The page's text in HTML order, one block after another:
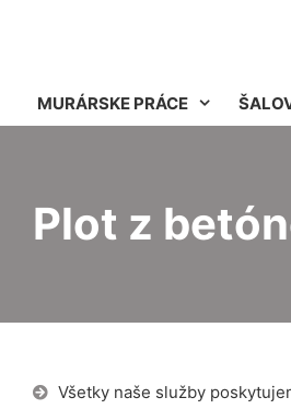
MURÁRSKE PRÁCE
Plot z
Všetky naše služby